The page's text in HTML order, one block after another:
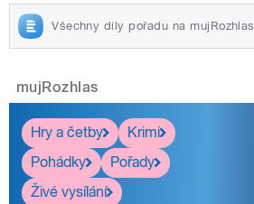
Všechny díly pořadu na mujRozhlas
mujRozhlas
Hry a četby
Krimi
Pohádky
Pořady
Živé vysílání